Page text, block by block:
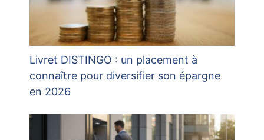
Livret DISTINGO : un placement à
connaître pour diversifier son épargne
en 2026